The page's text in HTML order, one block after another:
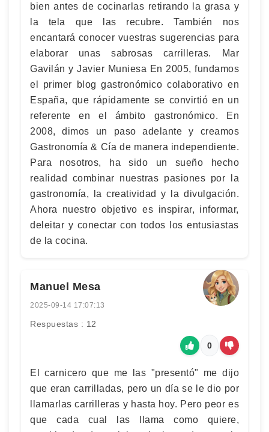
bien antes de cocinarlas retirando la grasa y
la tela que las recubre. También nos
encantará conocer vuestras sugerencias para
elaborar unas sabrosas carrilleras. Mar
Gavilán y Javier Muniesa En 2005, fundamos
el primer blog gastronómico colaborativo en
España, que rápidamente se convirtió en un
referente en el ámbito gastronómico. En
2008, dimos un paso adelante y creamos
Gastronomía & Cía de manera independiente.
Para nosotros, ha sido un sueño hecho
realidad combinar nuestras pasiones por la
gastronomía, la creatividad y la divulgación.
Ahora nuestro objetivo es inspirar, informar,
deleitar y conectar con todos los entusiastas
de la cocina.
Manuel Mesa
2025-09-14 17:07:13
Respuestas : 12
0
El carnicero que me las "presentó" me dijo
que eran carrilladas, pero un día se le dio por
llamarlas carrilleras y hasta hoy. Pero peor es
que cada cual las llama como quiere,